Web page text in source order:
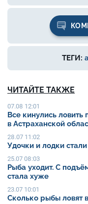
ТЕГИ:
ЧИТАЙТЕ ТАКЖЕ
07.08 12:01
Все кинулись
в Астраханской
28.07 11:02
Удочки и лодки
25.07 08:03
Рыба уходит. С
стала хуже
23.07 10:01
Сколько рыбы ловят